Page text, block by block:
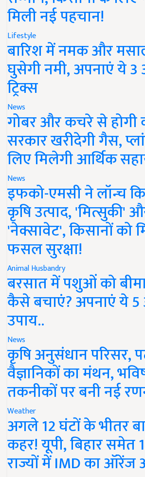
मिली नई पहचान!
Lifestyle
बारिश में नमक और
घुसेगी नमी, अपनाएं ये
ट्रिक्स
News
गोबर और कचरे से होगी
सरकार खरीदेगी गैस,
लिए मिलेगी आर्थिक
News
इफको-एमसी ने लॉन्च
कृषि उत्पाद, 'मित्सुकी'
'नेक्सावेट', किसानों को
फसल सुरक्षा!
Animal Husbandry
बरसात में पशुओं को
कैसे बचाएं? अपनाएं ये
उपाय..
News
कृषि अनुसंधान परिसर,
वैज्ञानिकों का मंथन,
तकनीकों पर बनी नई
Weather
अगले 12 घंटों के भीतर
कहर! यूपी, बिहार समेत
राज्यों में IMD का ऑरेंज